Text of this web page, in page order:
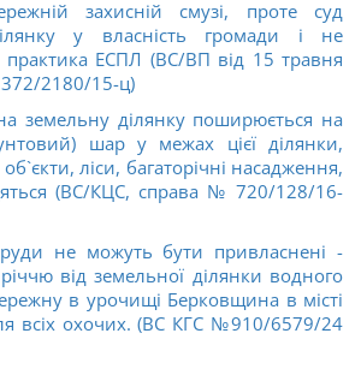
захисній смузі, проте суд
у власність громади і не
практика ЕСПЛ (ВС/ВП від 15 травня
2180/15-ц)
земельну ділянку поширюється на
шар у межах цієї ділянки,
ліси, багаторічні насадження,
(ВС/КЦС, справа № 720/128/16-
не можуть бути привласнені -
від земельної ділянки водного
в урочищі Берковщина в місті
всіх охочих. (ВС КГС №910/6579/24